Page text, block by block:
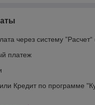
через систему ”Расчет“
платеж
Кредит по программе